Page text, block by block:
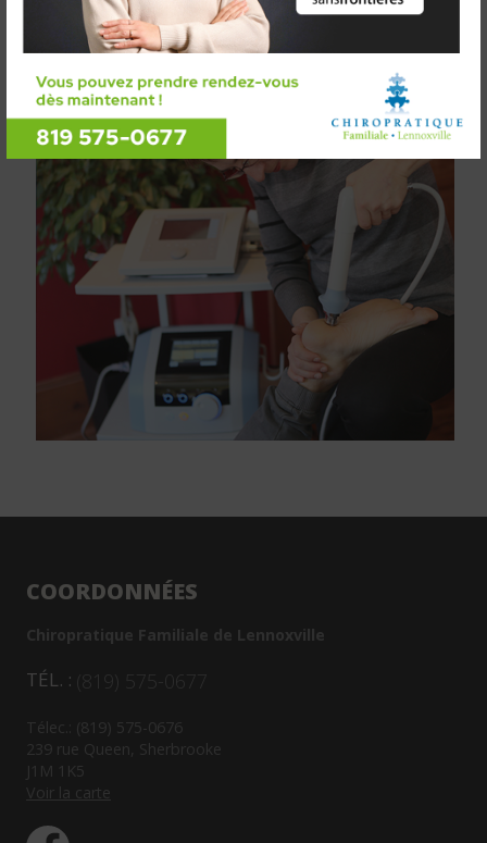
COORDONNÉES
Chiropratique Familiale de Lennoxville
TÉL. : (819) 575-0677
Télec.: (819) 575-0676
239 rue Queen, Sherbrooke
J1M 1K5
Voir la carte